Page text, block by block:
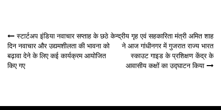
पोस्ट
नेविगेशन
स्टार्टअप इंडिया नवाचार सप्ताह के छठे
दिन नवाचार और उद्यमशीलता की भावना को
बढ़ावा देने के लिए कई कार्यक्रम आयोजित
किए गए
केन्द्रीय गृह एवं सहकारिता मंत्री अमित शाह
ने आज गांधीनगर में गुजरात राज्य भारत
स्काउट गाइड के प्रशिक्षण केंद्र के
आवासीय कक्षों का उद्घाटन किया